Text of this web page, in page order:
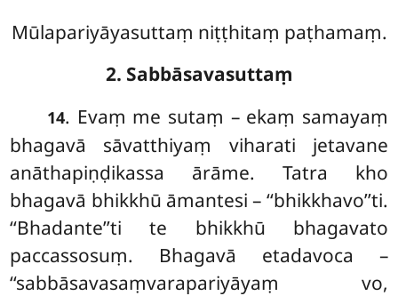
Mūlapariyāyasuttaṃ niṭṭhitaṃ paṭhamaṃ.
2. Sabbāsavasuttaṃ
14. Evaṃ me sutaṃ – ekaṃ samayaṃ
bhagavā sāvatthiyaṃ viharati jetavane
anāthapiṇḍikassa ārāme. Tatra kho
bhagavā bhikkhū āmantesi – ‘‘bhikkhavo’’ti.
‘‘Bhadante’’ti te bhikkhū bhagavato
paccassosuṃ. Bhagavā etadavoca –
‘‘sabbāsavasaṃvarapariyāyaṃ vo,